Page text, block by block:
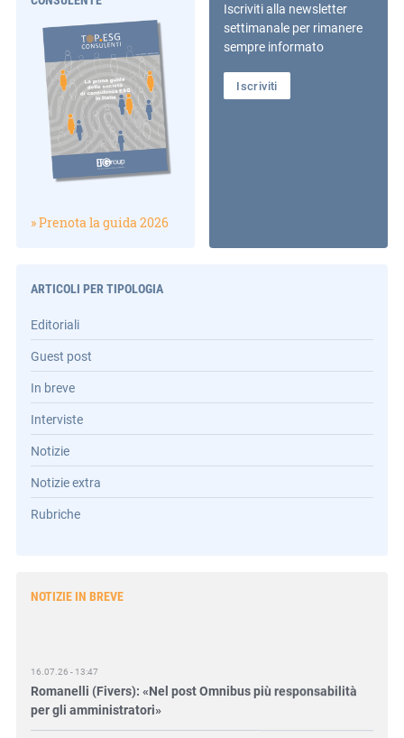
» Prenota la guida 2026
Iscriviti alla newsletter
settimanale per rimanere
sempre informato
Iscriviti
ARTICOLI PER TIPOLOGIA
Editoriali
Guest post
In breve
Interviste
Notizie
Notizie extra
Rubriche
NOTIZIE IN BREVE
Romanelli (Fivers): «Nel post Omnibus più responsabilità
per gli amministratori»